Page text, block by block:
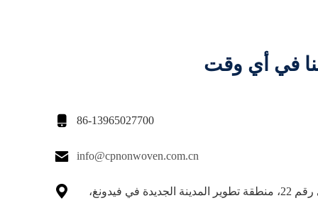
في أي وقت
 86-13965027700
 info@cpnonwoven.com.cn

طريق لايهي رقم 22، منطقة تطوير المدينة الجديدة في فيدونغ،